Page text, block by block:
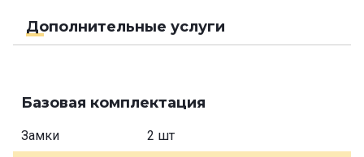
Дополнительные услуги
Базовая комплектация
Замки 2 шт